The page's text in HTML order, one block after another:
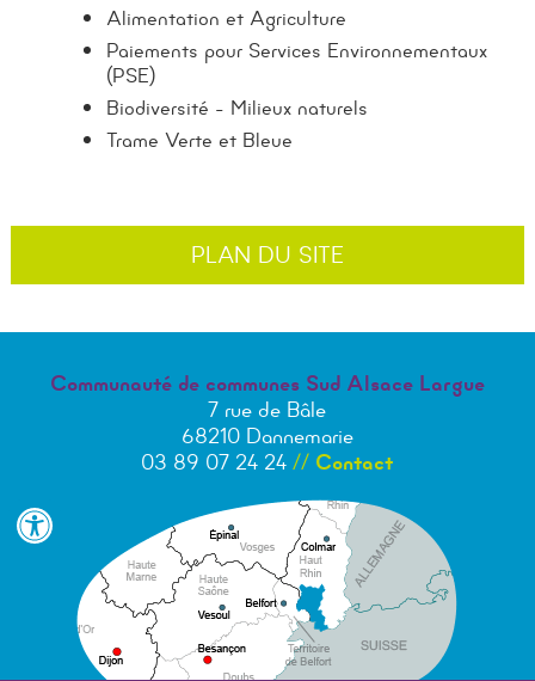
Alimentation et Agriculture
Paiements pour Services Environnementaux
(PSE)
Biodiversité - Milieux naturels
Trame Verte et Bleue
PLAN DU SITE
Communauté de communes Sud Alsace Largue
7 rue de Bâle
68210 Dannemarie
03 89 07 24 24// Contact